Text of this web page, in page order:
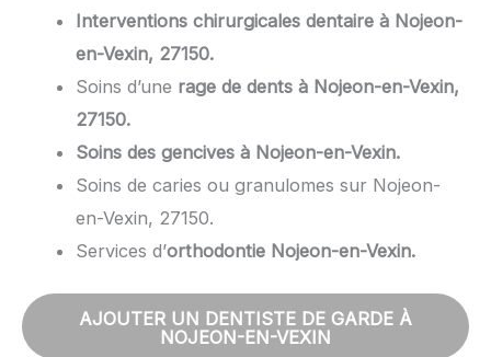
Interventions chirurgicales dentaire à Nojeon-
en-Vexin, 27150.
Soins d’une rage de dents à Nojeon-en-Vexin,
27150.
Soins des gencives à Nojeon-en-Vexin.
Soins de caries ou granulomes sur Nojeon-
en-Vexin, 27150.
Services d’orthodontie Nojeon-en-Vexin.
AJOUTER UN DENTISTE DE GARDE À
NOJEON-EN-VEXIN